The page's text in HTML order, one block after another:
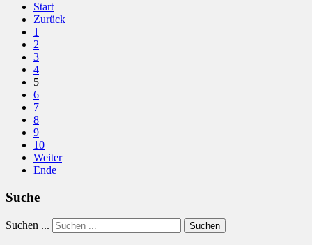
Start
Zurück
1
2
3
4
5
6
7
8
9
10
Weiter
Ende
Suche
Suchen ... Suchen